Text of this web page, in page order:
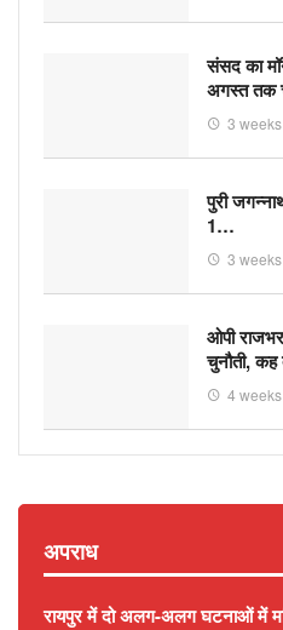
संसद का
अगस्त तक
3
पुरी
1…
3
ओपी
चुनौती,
4
अपराध
रायपुर में दो अलग-अलग घटनाओं में